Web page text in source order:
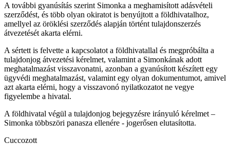
A további gyanúsítás szerint Simonka a meghamisított adásvételi
szerződést, és több olyan okiratot is benyújtott a földhivatalhoz,
amellyel az öröklési szerződés alapján történt tulajdonszerzés
átvezetését akarta elérni.
A sértett is felvette a kapcsolatot a földhivatallal és megpróbálta a
tulajdonjog átvezetési kérelmet, valamint a Simonkának adott
meghatalmazást visszavonatni, azonban a gyanúsított készített egy
ügyvédi meghatalmazást, valamint egy olyan dokumentumot, amivel
azt akarta elérni, hogy a visszavonó nyilatkozatot ne vegye
figyelembe a hivatal.
A földhivatal végül a tulajdonjog bejegyzésre irányuló kérelmet –
Simonka többszöri panasza ellenére - jogerősen elutasította.
Cuccozott